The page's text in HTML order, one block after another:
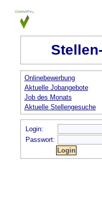
Stellen-
Onlinebewerbung
Aktuelle Jobangebote
Job des Monats
Aktuelle Stellengesuche
Login:
Passwort: